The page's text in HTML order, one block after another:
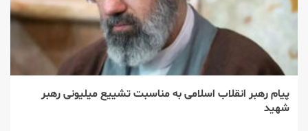
پیام رهبر انقلاب اسلامی به مناسبت تشییع میلیونی رهبر
شهید